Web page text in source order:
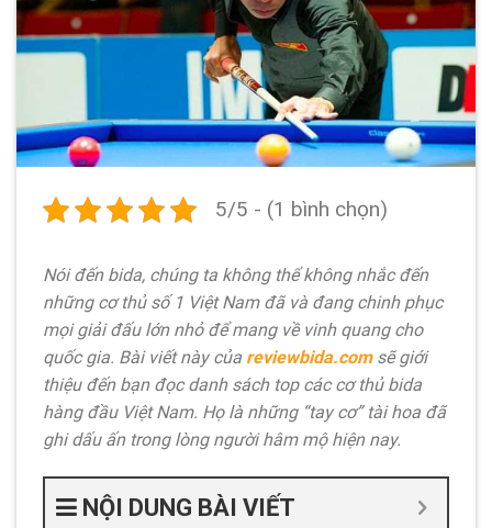
5/5 - (1 bình chọn)
Nói đến bida, chúng ta không thể không nhắc đến
những cơ thủ số 1 Việt Nam đã và đang chinh phục
mọi giải đấu lớn nhỏ để mang về vinh quang cho
quốc gia. Bài viết này của reviewbida.comsẽ giới
thiệu đến bạn đọc danh sách top các cơ thủ bida
hàng đầu Việt Nam. Họ là những “tay cơ” tài hoa đã
ghi dấu ấn trong lòng người hâm mộ hiện nay.
NỘI DUNG BÀI VIẾT